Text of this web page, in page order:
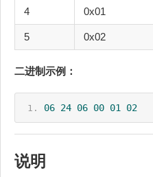
4 0x01
5 0x02
二进制示例：
06 24 06 00 01 02
说明